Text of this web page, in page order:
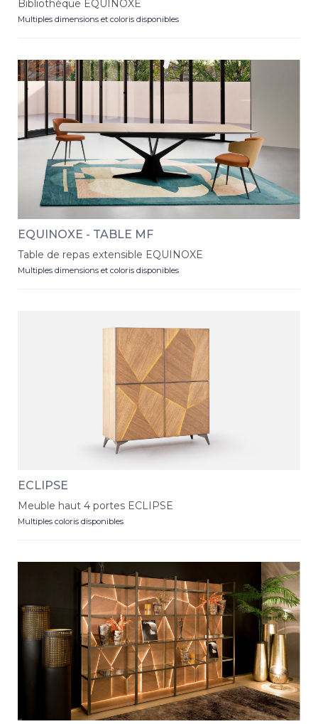
Bibliothèque EQUINOXE
Multiples dimensions et coloris disponibles
EQUINOXE - TABLE MF
Table de repas extensible EQUINOXE
Multiples dimensions et coloris disponibles
ECLIPSE
Meuble haut 4 portes ECLIPSE
Multiples coloris disponibles